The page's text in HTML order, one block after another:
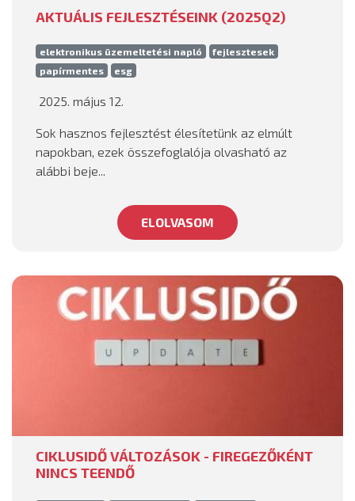
AKTUÁLIS FEJLESZTÉSEINK (2025Q2)
elektronikus üzemeltetési napló
fejlesztesek
papírmentes
esg
2025. május 12.
Sok hasznos fejlesztést élesítetünk az elmúlt
napokban, ezek összefoglalója olvasható az
alábbi beje...
ELOLVASOM
CIKLUSIDŐ VÁLTOZÁSOK - FIREGEZŐKÉNT
NINCS TEENDŐ